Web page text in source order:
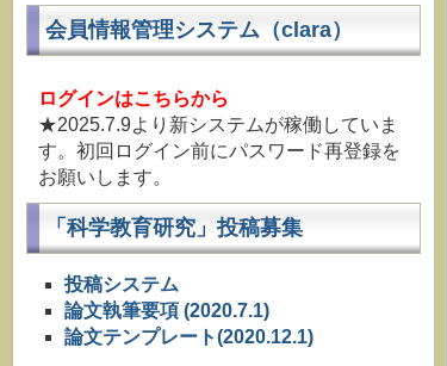
会員情報管理システム（clara）
ログインはこちらから
★2025.7.9より新システムが稼働していま
す。初回ログイン前にパスワード再登録を
お願いします。
「科学教育研究」投稿募集
投稿システム
論文執筆要項 (2020.7.1)
論文テンプレート(2020.12.1)